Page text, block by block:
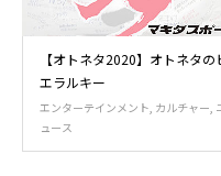
【オトネタ2020】オトネタの
エラルキー
エンターテインメント, カルチャー,
ュース